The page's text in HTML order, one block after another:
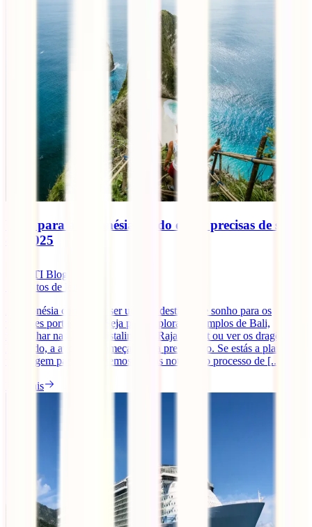
Visto para a Indonésia: Tudo o que precisas de saber
em 2025
IATI Blog
minutos de leitura
A Indonésia continua a ser um dos destinos de sonho para os
viajantes portugueses. Seja para explorar os templos de Bali,
mergulhar nas águas cristalinas de Raja Ampat ou ver os dragões de
Komodo, a aventura começa com a preparação. Se estás a planear a
tua viagem para 2025, temos ótimas notícias: o processo de [...]
Ler mais